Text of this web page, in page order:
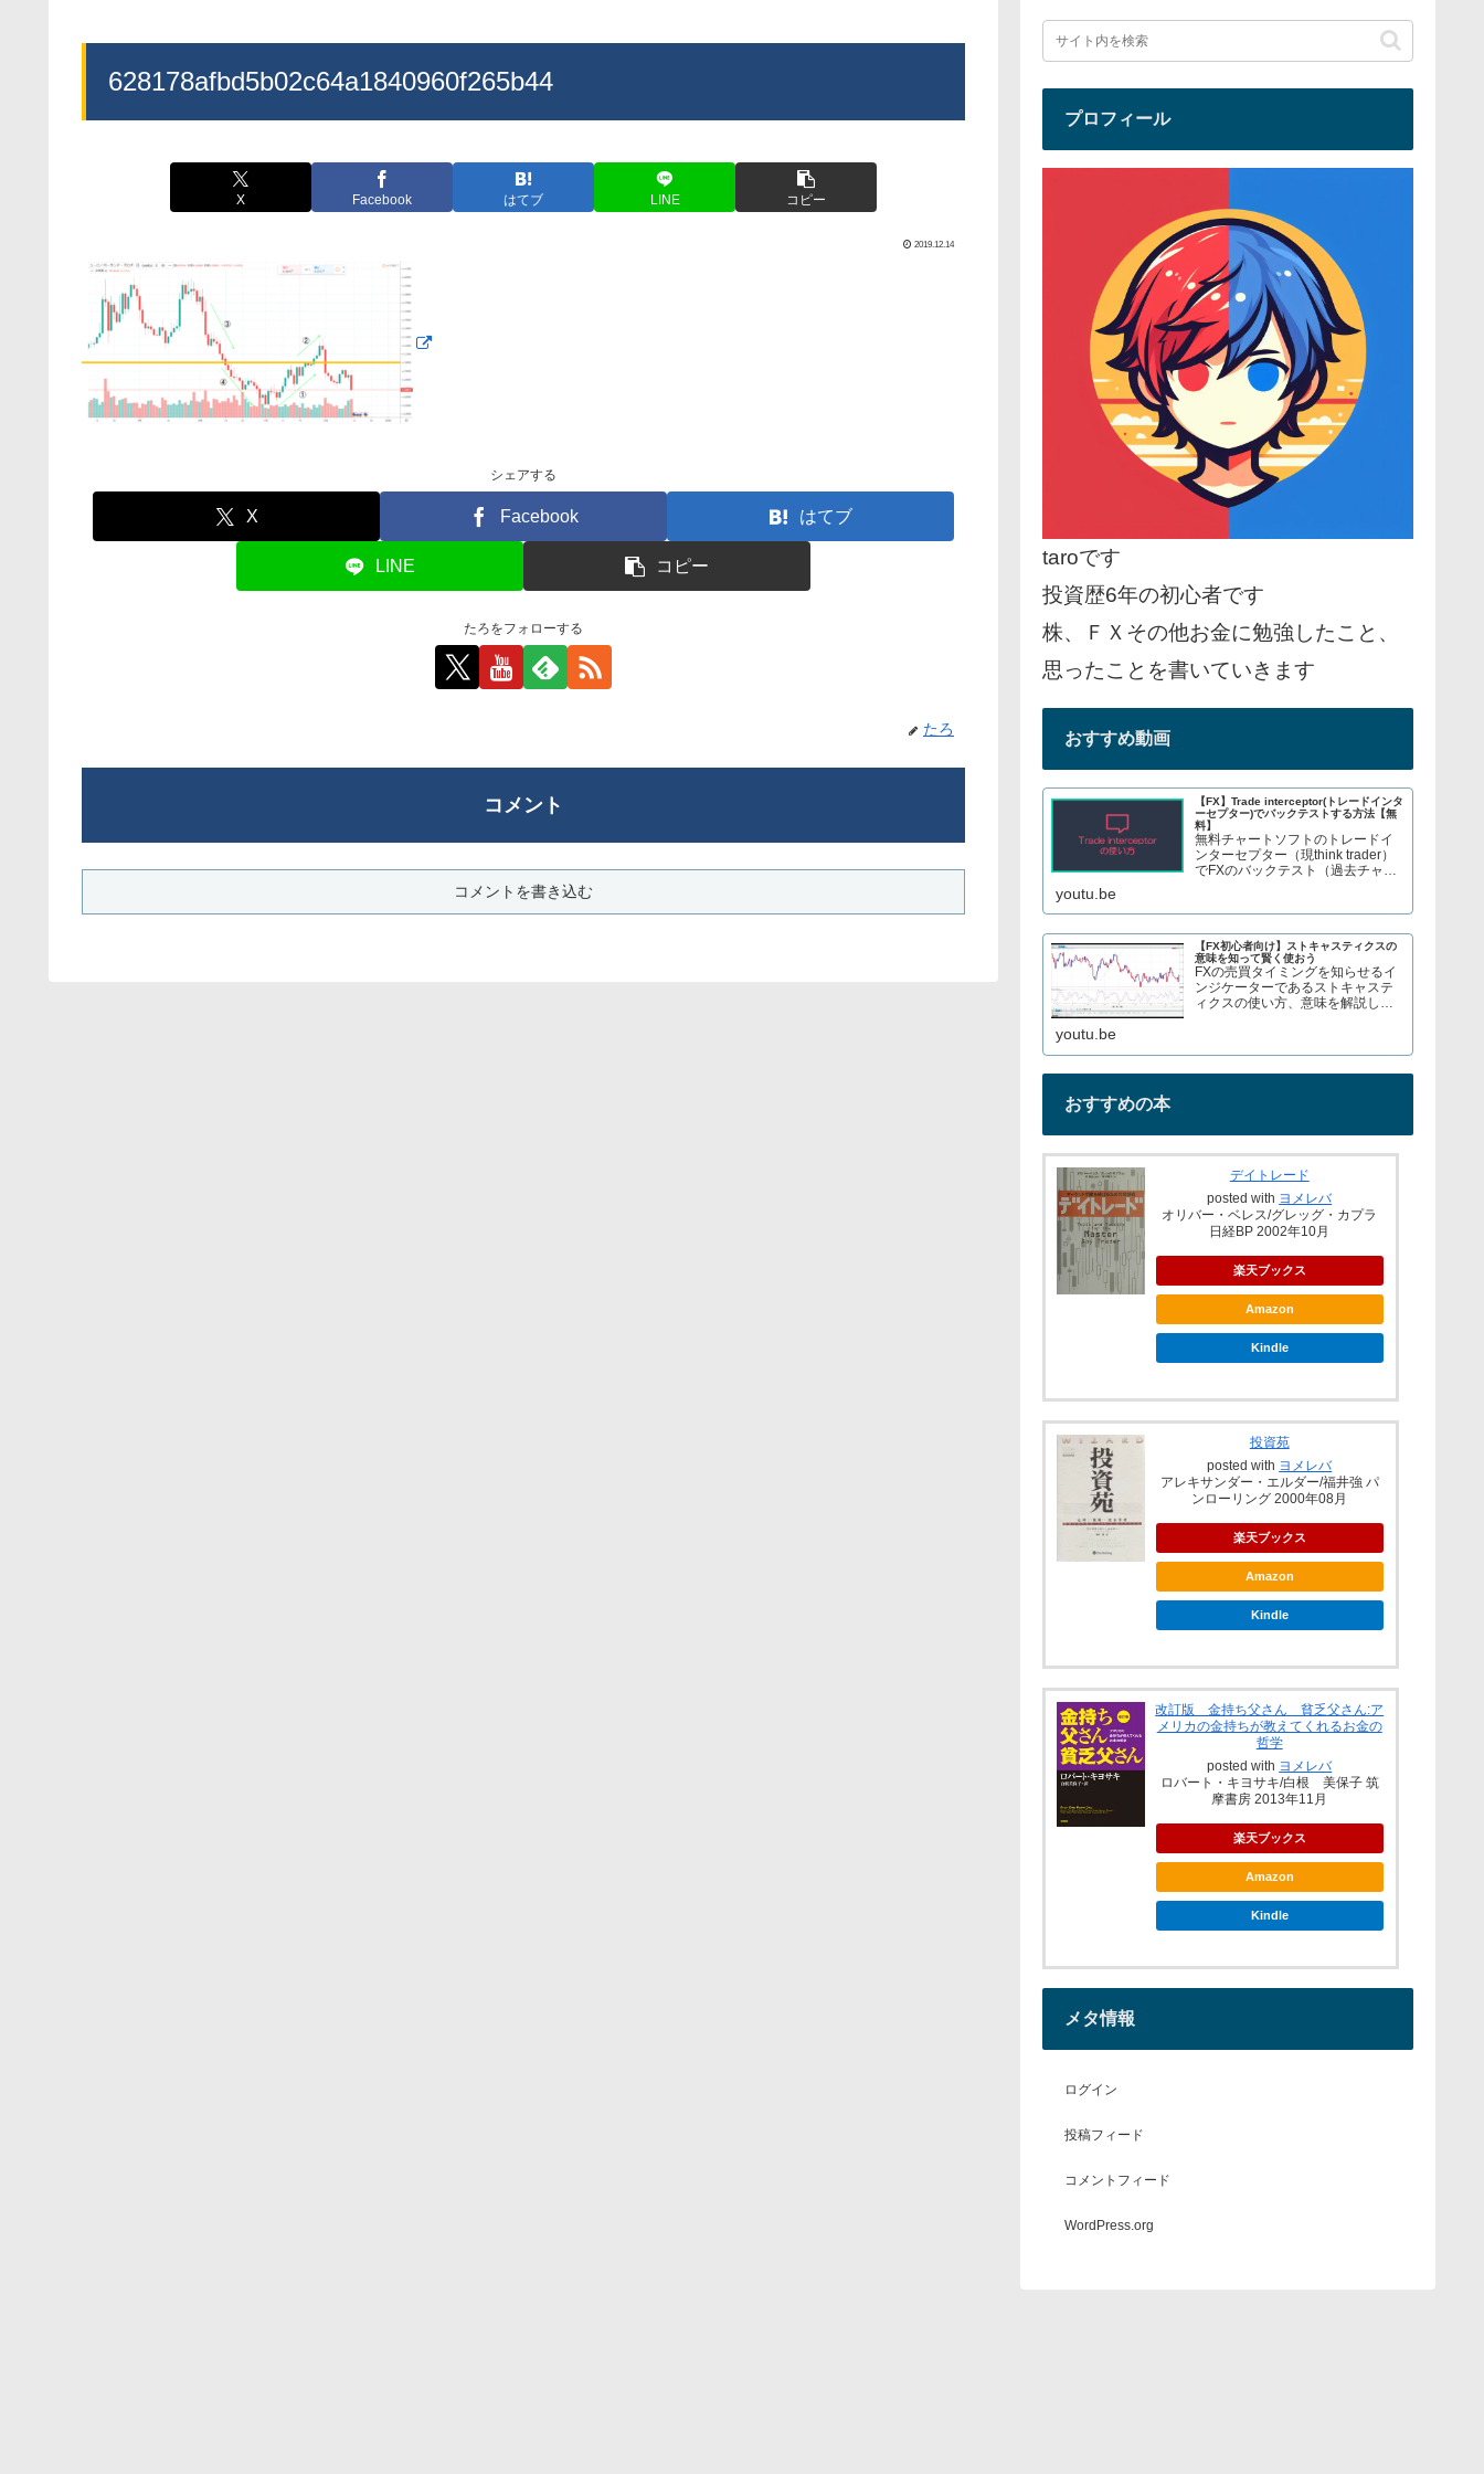
628178afbd5b02c64a1840960f265b44
X Facebook はてブ LINE コピー
2019.12.14
シェアする
X Facebook はてブ
LINE コピー
たろをフォローする
たろ
コメント
コメントを書き込む
プロフィール
taroです
投資歴6年の初心者です
株、ＦＸその他お金に勉強したこと、
思ったことを書いていきます
おすすめ動画
【FX】Trade interceptor(トレードインタ
ーセプター)でバックテストする方法【無
料】
無料チャートソフトのトレードイ
ンターセプター（現think trader）
でFXのバックテスト（過去チャー
数のCFDトレードについてブログ
で解説してます→ twitter、t...
youtu.be
【FX初心者向け】ストキャスティクスの
意味を知って賢く使おう
FXの売買タイミングを知らせるイ
ンジケーターであるストキャステ
ィクスの使い方、意味を解説して
youtu.be
おすすめの本
デイトレード
posted with ヨメレバ
オリバー・ベレス/グレッグ・カプラ
日経BP 2002年10月
楽天ブックス
Amazon
Kindle
投資苑
posted with ヨメレバ
アレキサンダー・エルダー/福井強 パ
ンローリング 2000年08月
楽天ブックス
Amazon
Kindle
改訂版 金持ち父さん 貧乏父さん:ア
メリカの金持ちが教えてくれるお金の
哲学
posted with ヨメレバ
ロバート・キヨサキ/白根 美保子 筑
摩書房 2013年11月
楽天ブックス
Amazon
Kindle
メタ情報
ログイン
投稿フィード
コメントフィード
WordPress.org